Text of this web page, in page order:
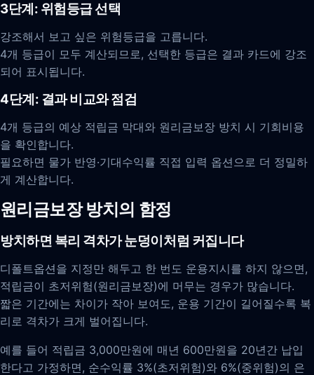
3단계: 위험등급 선택
강조해서 보고 싶은 위험등급을 고릅니다.
4개 등급이 모두 계산되므로, 선택한 등급은 결과 카드에 강조
되어 표시됩니다.
4단계: 결과 비교와 점검
4개 등급의 예상 적립금 막대와 원리금보장 방치 시 기회비용
을 확인합니다.
필요하면 물가 반영·기대수익률 직접 입력 옵션으로 더 정밀하
게 계산합니다.
원리금보장 방치의 함정
방치하면 복리 격차가 눈덩이처럼 커집니다
디폴트옵션을 지정만 해두고 한 번도 운용지시를 하지 않으면,
적립금이 초저위험(원리금보장)에 머무는 경우가 많습니다.
짧은 기간에는 차이가 작아 보여도, 운용 기간이 길어질수록 복
리로 격차가 크게 벌어집니다.
예를 들어 적립금 3,000만원에 매년 600만원을 20년간 납입
한다고 가정하면, 순수익률 3%(초저위험)와 6%(중위험)의 은